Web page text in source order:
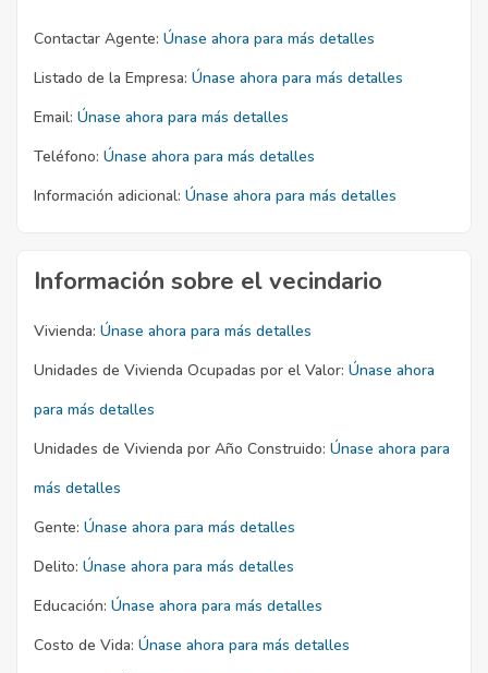
Contactar Agente: Únase ahora para más detalles
Listado de la Empresa: Únase ahora para más detalles
Email: Únase ahora para más detalles
Teléfono: Únase ahora para más detalles
Información adicional: Únase ahora para más detalles
Información sobre el vecindario
Vivienda: Únase ahora para más detalles
Unidades de Vivienda Ocupadas por el Valor: Únase ahora
para más detalles
Unidades de Vivienda por Año Construido: Únase ahora para
más detalles
Gente: Únase ahora para más detalles
Delito: Únase ahora para más detalles
Educación: Únase ahora para más detalles
Costo de Vida: Únase ahora para más detalles